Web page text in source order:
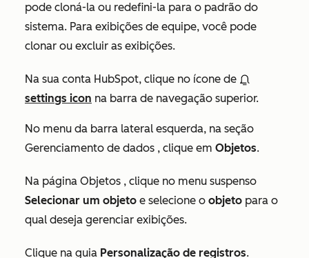
pode cloná-la ou redefini-la para o padrão do
sistema. Para exibições de equipe, você pode
clonar ou excluir as exibições.
Na sua conta HubSpot, clique no ícone de
settings icon na barra de navegação superior.
No menu da barra lateral esquerda, na seção
Gerenciamento de dados , clique em Objetos.
Na página Objetos , clique no menu suspenso
Selecionar um objeto e selecione o objeto para o
qual deseja gerenciar exibições.
Clique na guia Personalização de registros.